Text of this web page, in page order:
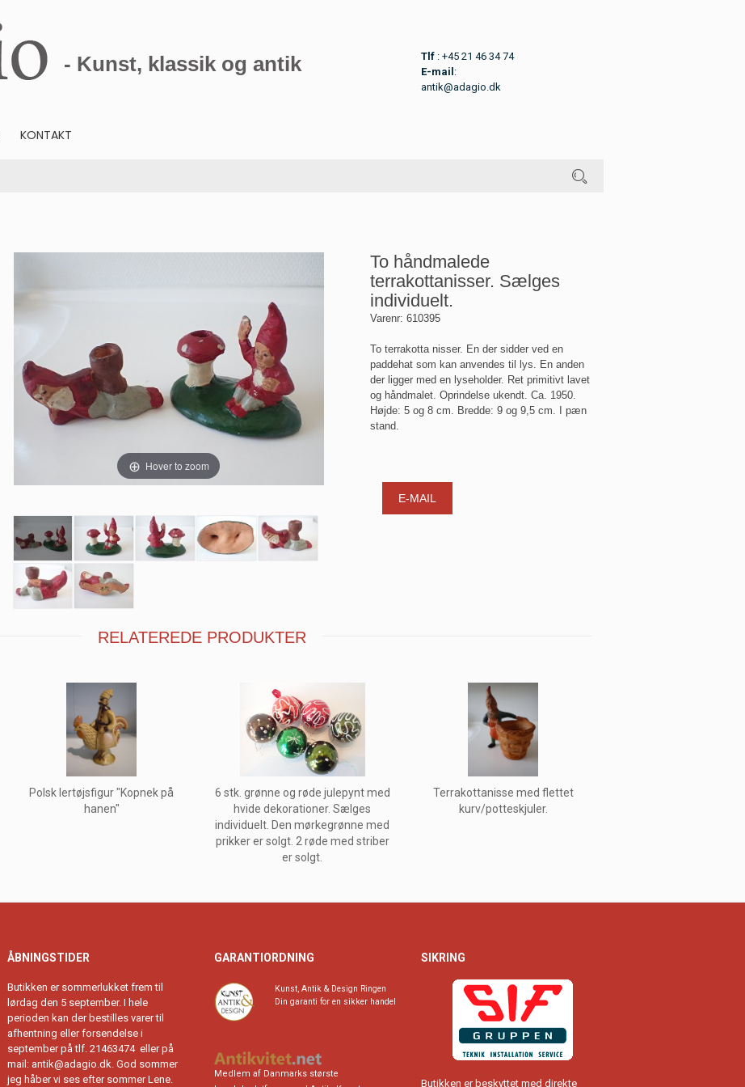
- Kunst, klassik og antik Tlf: +45 21 46 34 74
E-mail :
antik@adagio.dk
KONTAKT
Hover to zoom
To håndmalede
terrakottanisser. Sælges
individuelt.
Varenr: 610395
To terrakotta nisser. En der sidder ved en
paddehat som kan anvendes til lys. En anden
der ligger med en lyseholder. Ret primitivt lavet
og håndmalet. Oprindelse ukendt. Ca. 1950.
Højde: 5 og 8 cm. Bredde: 9 og 9,5 cm. I pæn
stand.
E-MAIL
RELATEREDE PRODUKTER
Polsk lertøjsfigur "Kopnek på
hanen"
6 stk. grønne og røde julepynt med
hvide dekorationer. Sælges
individuelt. Den mørkegrønne med
prikker er solgt. 2 røde med striber
er solgt.
Terrakottanisse med flettet
kurv/potteskjuler.
ÅBNINGSTIDER
Butikken er sommerlukket frem til
lørdag den 5 september. I hele
perioden kan der bestilles varer til
afhentning eller forsendelse i
september på tlf. 21463474 eller på
mail: antik@adagio.dk . God sommer
jeg håber vi ses efter sommer Lene.
GARANTIORDNING
Kunst, Antik & Design Ringen
Din garanti for en sikker handel
Medlem af Danmarks største
SIKRING
Butikken er beskyttet med direkte